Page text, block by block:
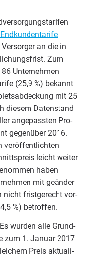
an die in
Zum
Unter­neh­men
(25,9 %) bekannt
mit 25
die­sem Daten­stand
ange­pass­ten Pro­
gegen­über2016.
ver­öf­fent­lich­ten
leicht wei­ter
haben
mit geän­der­
nicht frist­ge­recht vor­
,5 %) betroffen.
wur­den alle Grund­
zum 1 . Janu­ar2017
Preis aktua­li­